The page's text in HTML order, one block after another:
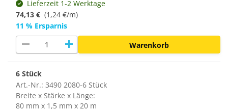
Lieferzeit 1-2 Werktage
74,13 € (1,24 €/m)
11 % Ersparnis
remove add Warenkorb
6 Stück
Art.-Nr.: 3490 2080-6 Stück
Breite x Stärke x Länge:
80 mm x 1,5 mm x 20 m